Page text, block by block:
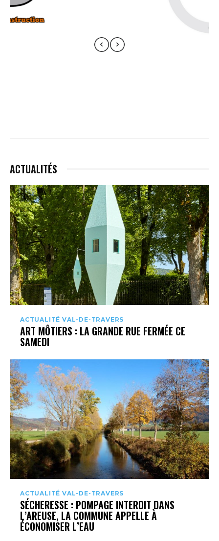
ACTUALITÉS
ACTUALITÉ VAL-DE-TRAVERS
ART MÔTIERS : LA GRANDE RUE FERMÉE CE
SAMEDI
ACTUALITÉ VAL-DE-TRAVERS
SÉCHERESSE : POMPAGE INTERDIT DANS
L’AREUSE, LA COMMUNE APPELLE À
ÉCONOMISER L’EAU